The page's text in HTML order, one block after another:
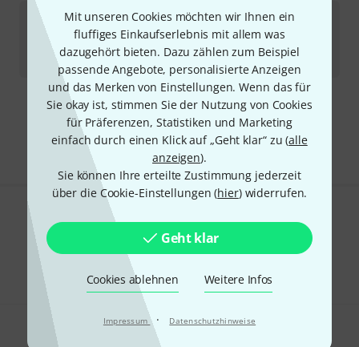
Mit unseren Cookies möchten wir Ihnen ein
fluffiges Einkaufserlebnis mit allem was
dazugehört bieten. Dazu zählen zum Beispiel
passende Angebote, personalisierte Anzeigen
und das Merken von Einstellungen. Wenn das für
Sie okay ist, stimmen Sie der Nutzung von Cookies
für Präferenzen, Statistiken und Marketing
einfach durch einen Klick auf „Geht klar“ zu (alle
anzeigen).
Sie können Ihre erteilte Zustimmung jederzeit
über die Cookie-Einstellungen (hier) widerrufen.
Geht klar
Cookies ablehnen Weitere Infos
Impressum · Datenschutzhinweise
MilleniumPD-123 Pro Bass Drum P B-Stock
Sofort lieferbar
60 €
Kostenloser Versand ab 29 €
Alle Preise inkl. MwSt.
Gefällt Ihnen, was Sie sehen?
Teilen Hilfe & Feedback